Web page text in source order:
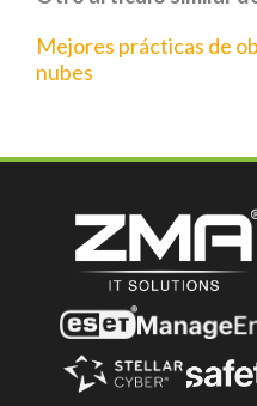
Mejores prácticas de
nubes